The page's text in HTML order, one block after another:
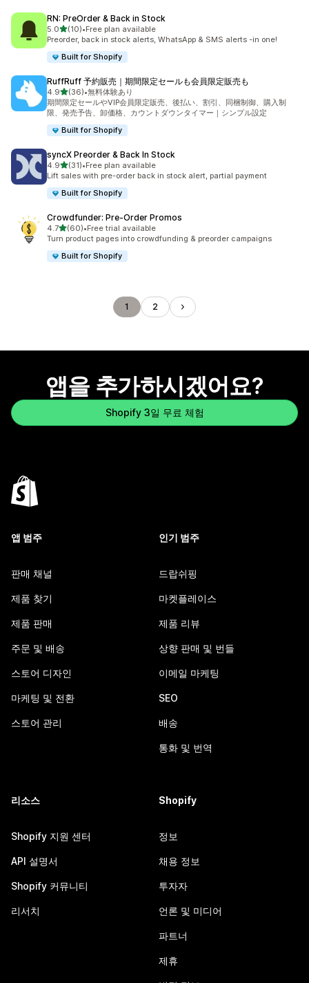
RN: PreOrder & Back in Stock
5.0별 5개 중
(10)
총 리뷰 10개
•Free plan available
Preorder, back in stock alerts, WhatsApp & SMS alerts -in one!
Built for Shopify
RuffRuff 予約販売｜期間限定セールも会員限定販売も
4.9별 5개 중
(36)
총 리뷰 36개
•無料体験あり
期間限定セールやVIP会員限定販売、後払い、割引、同梱制御、購入制
限、発売予告、卸価格、カウントダウンタイマー｜シンプル設定
Built for Shopify
syncX Preorder & Back In Stock
4.9별 5개 중
(31)
총 리뷰 31개
•Free plan available
Lift sales with pre-order back in stock alert, partial payment
Built for Shopify
Crowdfunder: Pre‑Order Promos
4.7별 5개 중
(60)
총 리뷰 60개
•Free trial available
Turn product pages into crowdfunding & preorder campaigns
Built for Shopify
1 2
앱을 추가하시겠어요?
Shopify 3일 무료 체험
앱 범주
판매 채널
제품 찾기
제품 판매
주문 및 배송
스토어 디자인
마케팅 및 전환
스토어 관리
인기 범주
드랍쉬핑
마켓플레이스
제품 리뷰
상향 판매 및 번들
이메일 마케팅
SEO
배송
통화 및 번역
리소스
Shopify 지원 센터
API 설명서
Shopify 커뮤니티
리서치
Shopify
정보
채용 정보
투자자
언론 및 미디어
파트너
제휴